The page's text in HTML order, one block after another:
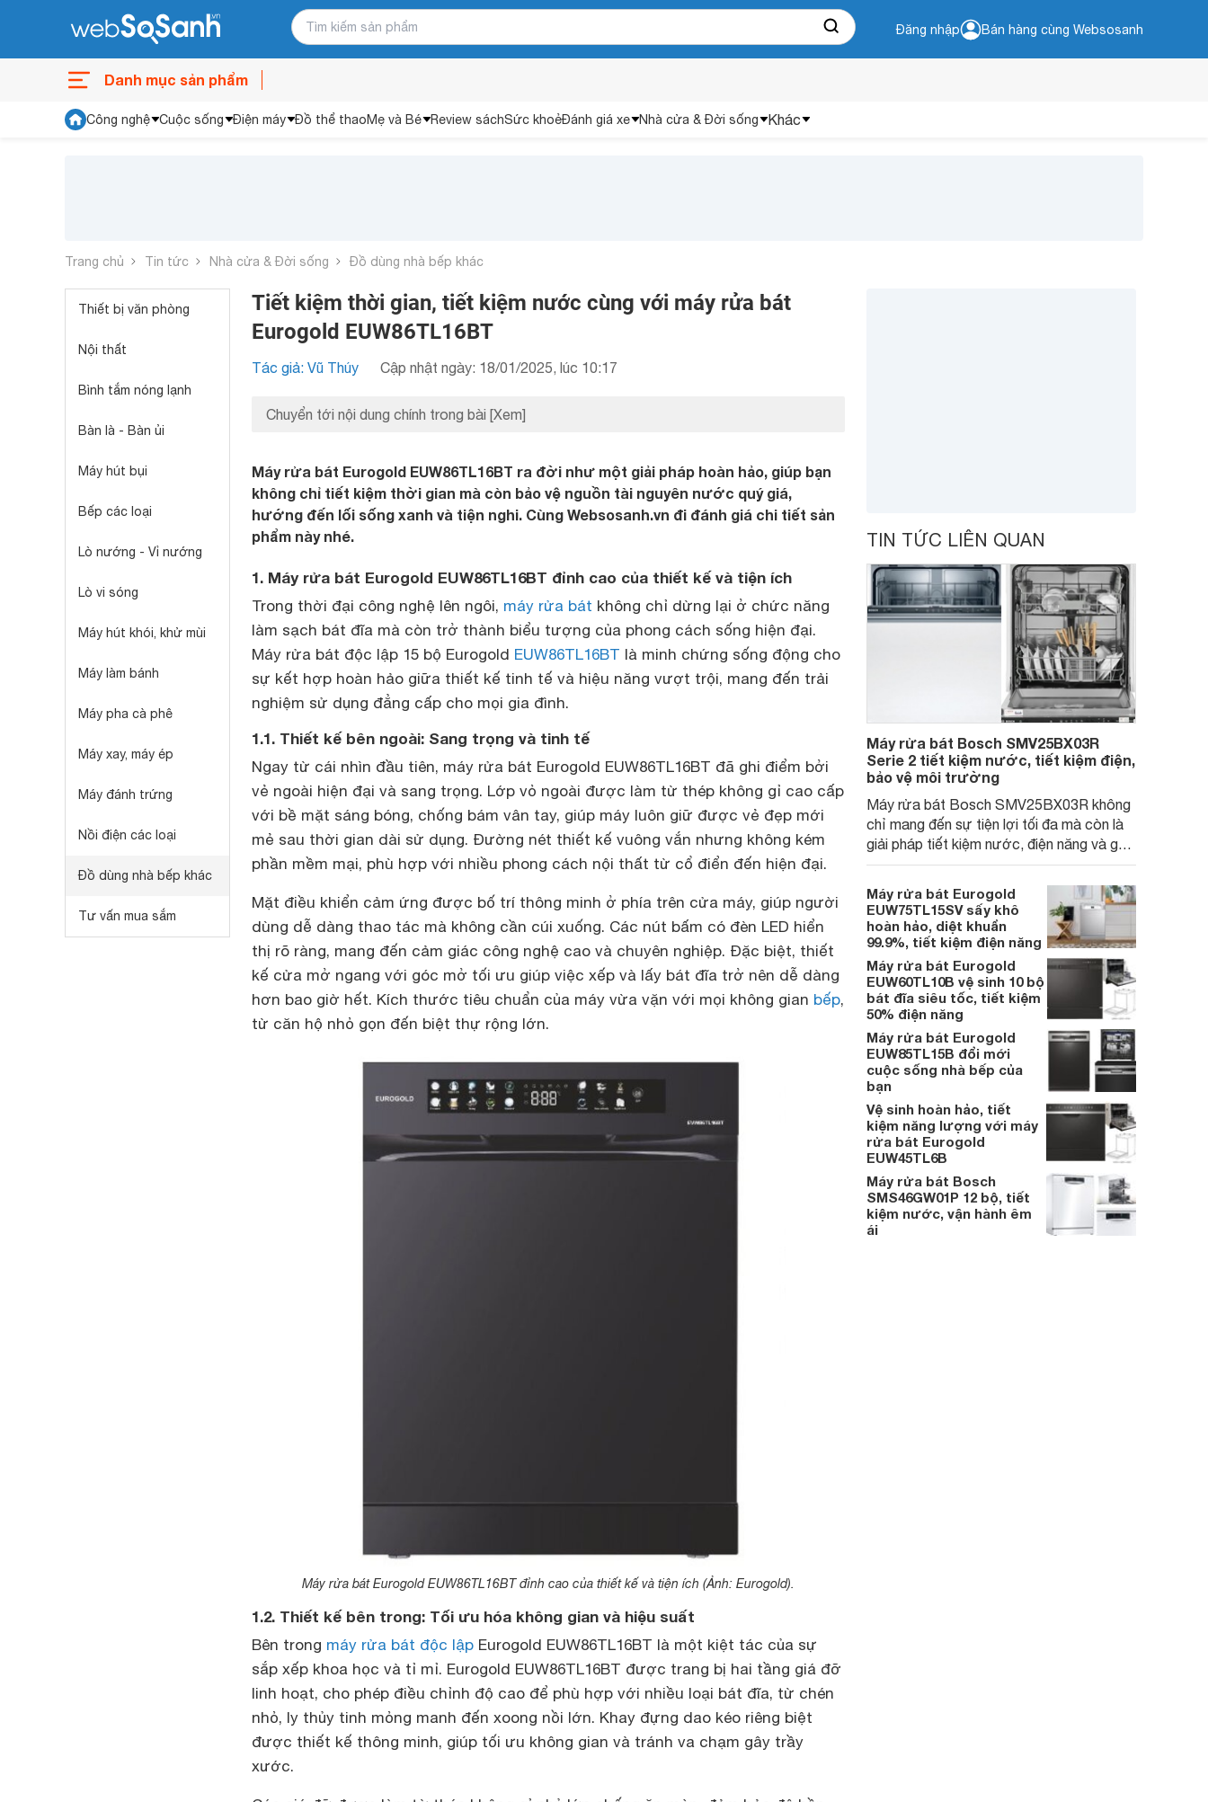
Đăng nhập Bán hàng cùng Websosanh
Danh mục sản phẩm
Công nghệ Cuộc sống Điện máy Đồ thể thaoMẹ và Bé Review sáchSức khoẻĐánh giá xe Nhà cửa & Đời sống Khác
Trang chủ Tin tức Nhà cửa & Đời sống Đồ dùng nhà bếp khác
Thiết bị văn phòng
Nội thất
Bình tắm nóng lạnh
Bàn là - Bàn ủi
Máy hút bụi
Bếp các loại
Lò nướng - Vỉ nướng
Lò vi sóng
Máy hút khói, khử mùi
Máy làm bánh
Máy pha cà phê
Máy xay, máy ép
Máy đánh trứng
Nồi điện các loại
Đồ dùng nhà bếp khác
Tư vấn mua sắm
Tiết kiệm thời gian, tiết kiệm nước cùng với máy rửa bát
Eurogold EUW86TL16BT
Tác giả: Vũ Thúy Cập nhật ngày: 18/01/2025, lúc 10:17
Chuyển tới nội dung chính trong bài [Xem]
Máy rửa bát Eurogold EUW86TL16BT ra đời như một giải pháp hoàn hảo, giúp bạn
không chỉ tiết kiệm thời gian mà còn bảo vệ nguồn tài nguyên nước quý giá,
hướng đến lối sống xanh và tiện nghi. Cùng Websosanh.vn đi đánh giá chi tiết sản
phẩm này nhé.
1. Máy rửa bát Eurogold EUW86TL16BT đỉnh cao của thiết kế và tiện ích
Trong thời đại công nghệ lên ngôi, máy rửa bát không chỉ dừng lại ở chức năng
làm sạch bát đĩa mà còn trở thành biểu tượng của phong cách sống hiện đại.
Máy rửa bát độc lập 15 bộ Eurogold EUW86TL16BT là minh chứng sống động cho
sự kết hợp hoàn hảo giữa thiết kế tinh tế và hiệu năng vượt trội, mang đến trải
nghiệm sử dụng đẳng cấp cho mọi gia đình.
1.1. Thiết kế bên ngoài: Sang trọng và tinh tế
Ngay từ cái nhìn đầu tiên, máy rửa bát Eurogold EUW86TL16BT đã ghi điểm bởi
vẻ ngoài hiện đại và sang trọng. Lớp vỏ ngoài được làm từ thép không gỉ cao cấp
với bề mặt sáng bóng, chống bám vân tay, giúp máy luôn giữ được vẻ đẹp mới
mẻ sau thời gian dài sử dụng. Đường nét thiết kế vuông vắn nhưng không kém
phần mềm mại, phù hợp với nhiều phong cách nội thất từ cổ điển đến hiện đại.
Mặt điều khiển cảm ứng được bố trí thông minh ở phía trên cửa máy, giúp người
dùng dễ dàng thao tác mà không cần cúi xuống. Các nút bấm có đèn LED hiển
thị rõ ràng, mang đến cảm giác công nghệ cao và chuyên nghiệp. Đặc biệt, thiết
kế cửa mở ngang với góc mở tối ưu giúp việc xếp và lấy bát đĩa trở nên dễ dàng
hơn bao giờ hết. Kích thước tiêu chuẩn của máy vừa vặn với mọi không gian bếp,
từ căn hộ nhỏ gọn đến biệt thự rộng lớn.
Máy rửa bát Eurogold EUW86TL16BT đỉnh cao của thiết kế và tiện ích (Ảnh: Eurogold).
1.2. Thiết kế bên trong: Tối ưu hóa không gian và hiệu suất
Bên trong máy rửa bát độc lập Eurogold EUW86TL16BT là một kiệt tác của sự
sắp xếp khoa học và tỉ mỉ. Eurogold EUW86TL16BT được trang bị hai tầng giá đỡ
linh hoạt, cho phép điều chỉnh độ cao để phù hợp với nhiều loại bát đĩa, từ chén
nhỏ, ly thủy tinh mỏng manh đến xoong nồi lớn. Khay đựng dao kéo riêng biệt
được thiết kế thông minh, giúp tối ưu không gian và tránh va chạm gây trầy
xước.
TIN TỨC LIÊN QUAN
Máy rửa bát Bosch SMV25BX03R
Serie 2 tiết kiệm nước, tiết kiệm điện,
bảo vệ môi trường
Máy rửa bát Bosch SMV25BX03R không
chỉ mang đến sự tiện lợi tối đa mà còn là
giải pháp tiết kiệm nước, điện năng và góp
phần bảo vệ môi trường. Cùng
Websosanh.vn đi tìm hiểu chi tiết về sản
phẩm này nhé.
Máy rửa bát Eurogold
EUW75TL15SV sấy khô
hoàn hảo, diệt khuẩn
99.9%, tiết kiệm điện năng
Máy rửa bát Eurogold
EUW60TL10B vệ sinh 10 bộ
bát đĩa siêu tốc, tiết kiệm
50% điện năng
Máy rửa bát Eurogold
EUW85TL15B đổi mới
cuộc sống nhà bếp của
bạn
Vệ sinh hoàn hảo, tiết
kiệm năng lượng với máy
rửa bát Eurogold
EUW45TL6B
Máy rửa bát Bosch
SMS46GW01P 12 bộ, tiết
kiệm nước, vận hành êm
ái